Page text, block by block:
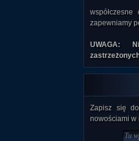
zapewniamy
UWAGA:
Zapisz się
nowościami w